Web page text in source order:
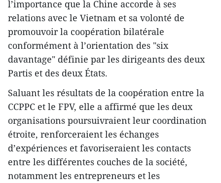
l’importance que la Chine accorde à ses
relations avec le Vietnam et sa volonté de
promouvoir la coopération bilatérale
conformément à l’orientation des "six
davantage" définie par les dirigeants des deux
Partis et des deux États.
Saluant les résultats de la coopération entre la
CCPPC et le FPV, elle a affirmé que les deux
organisations poursuivraient leur coordination
étroite, renforceraient les échanges
d’expériences et favoriseraient les contacts
entre les différentes couches de la société,
notamment les entrepreneurs et les